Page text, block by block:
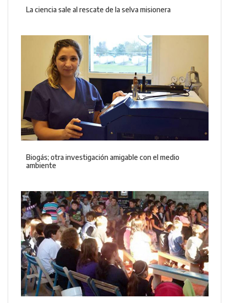
La ciencia sale al rescate de la selva misionera
Biogás; otra investigación amigable con el medio
ambiente